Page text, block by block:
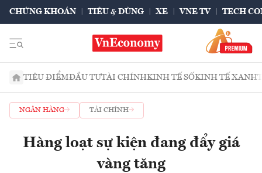
CHỨNG KHOÁN TIÊU & DÙNG XE VNE TV TECH
TIÊU ĐIỂMĐẦU TƯTÀI CHÍNHKINH TẾ SỐKINH TẾ XANH
NGÂN HÀNG TÀI CHÍNH
Hàng loạt sự kiện đang đẩy giá
vàng tăng